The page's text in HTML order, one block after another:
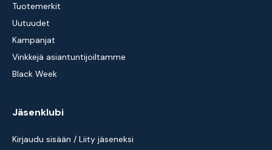
Tuotemerkit
Uutuudet
Kampanjat
Vinkkejä asiantuntijoiltamme
Black Week
Jäsenklubi
Kirjaudu sisään / Liity jäseneksi